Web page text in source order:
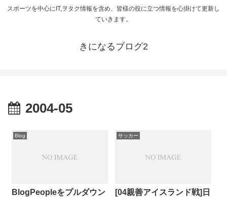
スポーツを中心にIT,ヲタク情報を含め、皆様の役に立つ情報を心掛けて更新し
ていきます。
きになるブログ2
2004-05
Blog
BlogPeopleをプルダウン
サッカー
[04親善アイスランド戦]日